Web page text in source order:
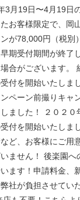
3月19日〜4月19日
お客様限定で、岡
が78,000円（税別
期受付期間が終了
合がございます。
付を開始いたしま
ペーン前撮りキャ
ました！ ２０２０
付を開始いたしま
ど、お客様にご用
ません！ 後楽園へ
ます！申請料金、
社が負担させてい